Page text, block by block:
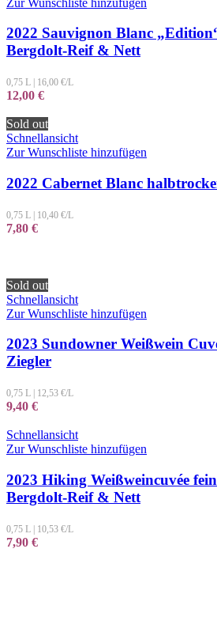
2022 Sauvignon Blanc
Bergdolt-Reif & Nett
0,75 L 16,00 €/L
12,00 €
Sold out
Schnellansicht
Zur Wunschliste hinzufügen
2022 Cabernet Blanc
0,75 L | 10,40 €/L
7,80 €
Sold out
Schnellansicht
Zur Wunschliste hinzufügen
2023 Sundowner Weißwein
Ziegler
0,75 L 12,53 €/L
9,40 €
Schnellansicht
Zur Wunschliste hinzufügen
2023 Hiking Weißweincuvée
Bergdolt-Reif & Nett
0,75 L | 10,53 €/L
7,90 €